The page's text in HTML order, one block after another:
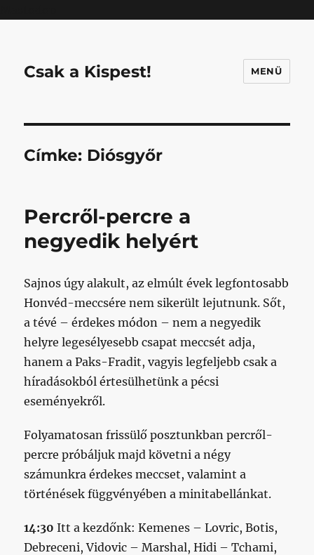
Csak a Kispest! MENÜ
Címke: Diósgyőr
Percről-percre a
negyedik helyért
Sajnos úgy alakult, az elmúlt évek legfontosabb
Honvéd-meccsére nem sikerült lejutnunk. Sőt,
a tévé – érdekes módon – nem a negyedik
helyre legesélyesebb csapat meccsét adja,
hanem a Paks-Fradit, vagyis legfeljebb csak a
híradásokból értesülhetünk a pécsi
eseményekről.
Folyamatosan frissülő posztunkban percről-
percre próbáljuk majd követni a négy
számunkra érdekes meccset, valamint a
történések függvényében a minitabellánkat.
14:30 Itt a kezdőnk: Kemenes – Lovric, Botis,
Debreceni, Vidovic – Marshal, Hidi – Tchami,